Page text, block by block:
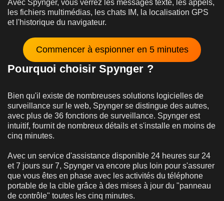
Avec Spynger, vous verrez les messages texte, les appels,
les fichiers multimédias, les chats IM, la localisation GPS
et l'historique du navigateur.
Commencer à espionner en 5 minutes
Pourquoi choisir Spynger ?
Bien qu'il existe de nombreuses solutions logicielles de
surveillance sur le web, Spynger se distingue des autres,
avec plus de 36 fonctions de surveillance. Spynger est
intuitif, fournit de nombreux détails et s'installe en moins de
cinq minutes.
Avec un service d'assistance disponible 24 heures sur 24
et 7 jours sur 7, Spynger va encore plus loin pour s'assurer
que vous êtes en phase avec les activités du téléphone
portable de la cible grâce à des mises à jour du "panneau
de contrôle" toutes les cinq minutes.